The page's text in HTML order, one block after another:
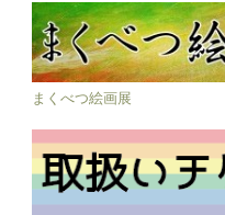
まくべつ絵画展